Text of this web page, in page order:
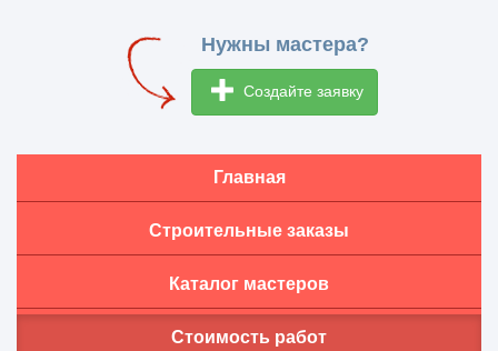
Нужны мастера?
Создайте заявку
Главная
Строительные заказы
Каталог мастеров
Стоимость работ